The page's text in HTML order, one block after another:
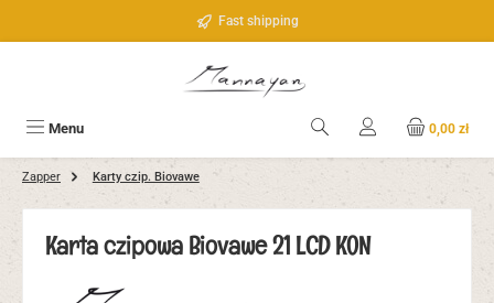
Fast shipping
Menu 0,00 zł
Zapper Karty czip. Biovawe
Karta czipowa Biovawe 21 LCD KON